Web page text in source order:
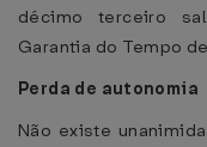
décimo terceiro
Garantia do Tempo
Perda de autonomia
Não existe